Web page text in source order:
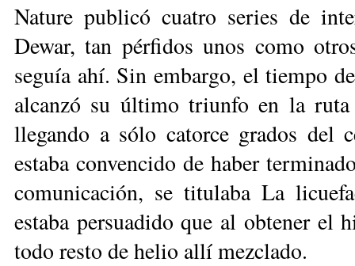
Nature publicó cuatro series de
Dewar, tan pérfidos unos como
seguía ahí. Sin embargo, el tiempo
alcanzó su último triunfo en la
llegando a sólo catorce grados del
estaba convencido de haber
comunicación, se titulaba La
estaba persuadido que al obtener el
todo resto de helio allí mezclado.